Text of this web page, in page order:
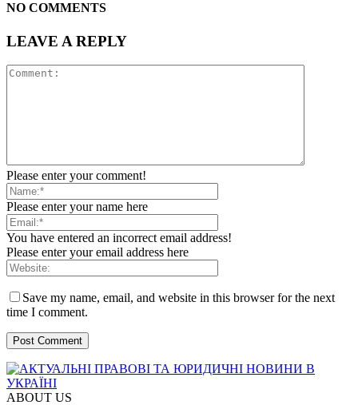
NO COMMENTS
LEAVE A REPLY
Please enter your comment!
Please enter your name here
You have entered an incorrect email address!
Please enter your email address here
Save my name, email, and website in this browser for the next
time I comment.
ABOUT US